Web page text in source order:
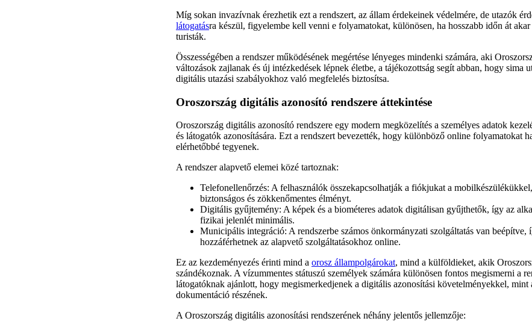
Míg sokan invazívnak érezhetik ezt a rendszert, az állam érdekeinek védelmére, de utazók
látogatásra készül, figyelembe kell venni e folyamatokat, különösen, ha hosszabb időn át
turisták.
Összességében a rendszer működésének megértése lényeges mindenki számára, aki
változások zajlanak és új intézkedések lépnek életbe, a tájékozottság segít abban, hogy sima
digitális utazási szabályokhoz való megfelelés biztosítsa.
Oroszország digitális azonosító rendszere áttekintése
Oroszország digitális azonosító rendszere egy modern megközelítés a személyes adatok
és látogatók azonosítására. Ezt a rendszert bevezették, hogy különböző online folyamatokat
elérhetőbbé tegyenek.
A rendszer alapvető elemei közé tartoznak:
Telefonellenőrzés: A felhasználók összekapcsolhatják a fiókjukat a
biztonságos és zökkenőmentes élményt.
Digitális gyűjtemény: A képek és a biométeres adatok digitálisan gyűjthetők, így az
fizikai jelenlét minimális.
Municipális integráció: A rendszerbe számos önkormányzati szolgáltatás van
hozzáférhetnek az alapvető szolgáltatásokhoz online.
Ez az kezdeményezés érinti mind a orosz állampolgárokat, mind a külföldieket, akik
szándékoznak. A vízummentes státuszú személyek számára különösen fontos megismerni a
látogatóknak ajánlott, hogy megismerkedjenek a digitális azonosítási követelményekkel, mint
dokumentáció részének.
A Oroszország digitális azonosítási rendszerének néhány jelentős jellemzője: